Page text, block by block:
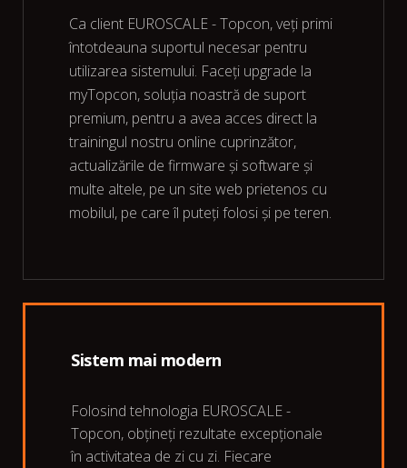
Ca client EUROSCALE - Topcon, veți primi
întotdeauna suportul necesar pentru
utilizarea sistemului. Faceți upgrade la
myTopcon, soluția noastră de suport
premium, pentru a avea acces direct la
trainingul nostru online cuprinzător,
actualizările de firmware și software și
multe altele, pe un site web prietenos cu
mobilul, pe care îl puteți folosi și pe teren.
Sistem mai modern
Folosind tehnologia EUROSCALE -
Topcon, obțineți rezultate excepționale
în activitatea de zi cu zi. Fiecare